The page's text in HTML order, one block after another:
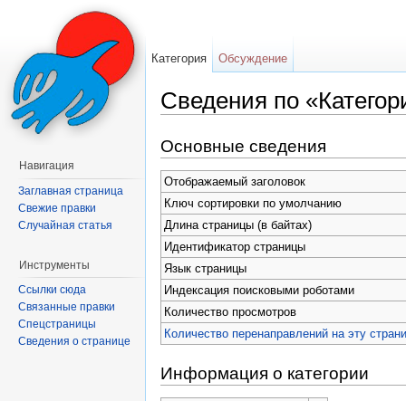
Сведения по
Основные сведения
Отображаемый заголовок
Ключ сортировки по умолчанию
Длина страницы (в байтах)
Идентификатор страницы
Язык страницы
Индексация поисковыми роботами
Количество просмотров
Количество перенаправлений на эту
Информация о категории
Категория Обсуждение
Навигация
Заглавная страница
Свежие правки
Случайная статья
Инструменты
Ссылки сюда
Связанные правки
Спецстраницы
Сведения о странице